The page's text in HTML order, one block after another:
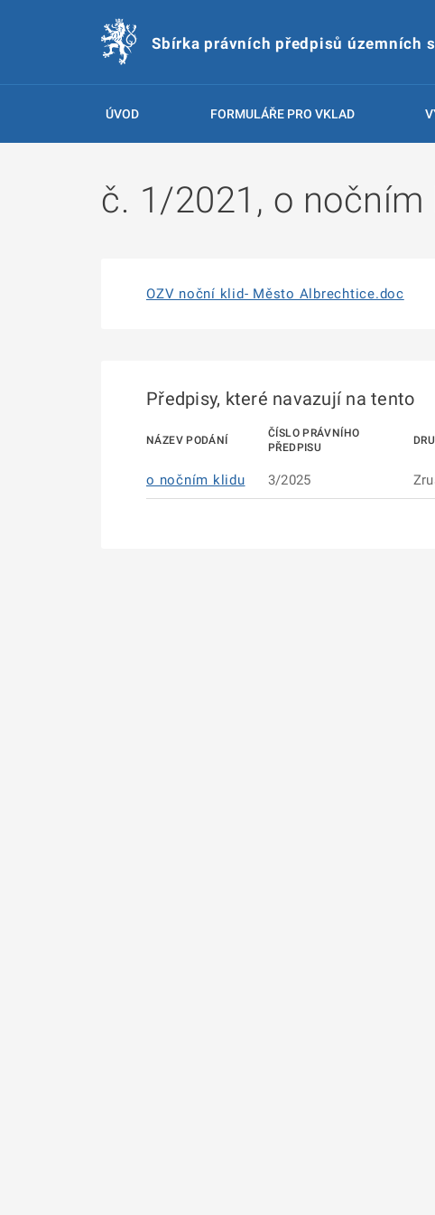
Sbírka právních předpisů územních
ÚVOD FORMULÁŘE PRO VKLAD
č. 1/2021, o nočním
OZV noční klid- Město Albrechtice.doc
Předpisy, které navazují na tento
NÁZEV PODÁNÍ
ČÍSLO PRÁVNÍHO
PŘEDPISU
o nočním klidu 3/2025